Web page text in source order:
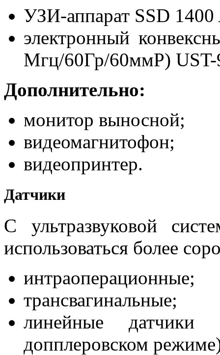
УЗИ-аппарат SSD
электронный
Мгц/60Гр/60ммР) UST-
Дополнительно:
монитор выносной;
видеомагнитофон;
видеопринтер.
Датчики
С ультразвуковой
использоваться более
интраоперационные;
трансвагинальные;
линейные
допплеровском